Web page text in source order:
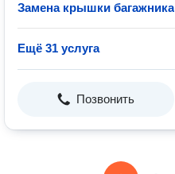
Замена крышки багажника
Ещё 31 услуга
Позвонить